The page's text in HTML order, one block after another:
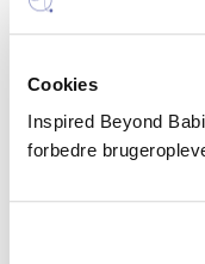
Cookies
Inspired Beyond
forbedre